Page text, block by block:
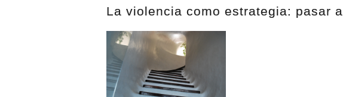
La violencia como estrategia: pasar